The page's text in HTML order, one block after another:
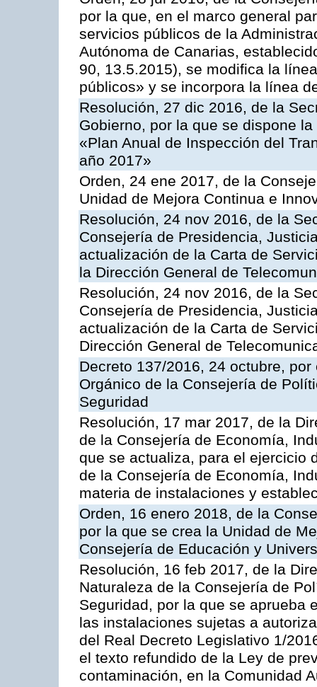
por la que, en el marco general
servicios públicos de la
Autónoma de Canarias,
90, 13.5.2015), se modifica la
públicos» y se incorpora la línea
Resolución, 27 dic 2016, de la
Gobierno, por la que se dispone
«Plan Anual de Inspección del
año 2017»
Orden, 24 ene 2017, de la
Unidad de Mejora Continua e
Resolución, 24 nov 2016, de la
Consejería de Presidencia,
actualización de la Carta de
la Dirección General de
Resolución, 24 nov 2016, de la
Consejería de Presidencia,
actualización de la Carta de
Dirección General de
Decreto 137/2016, 24 octubre,
Orgánico de la Consejería de
Seguridad
Resolución, 17 mar 2017, de la
de la Consejería de Economía,
que se actualiza, para el ejercicio
de la Consejería de Economía,
materia de instalaciones y
Orden, 16 enero 2018, de la
por la que se crea la Unidad de
Consejería de Educación y
Resolución, 16 feb 2017, de la
Naturaleza de la Consejería de
Seguridad, por la que se aprueba
las instalaciones sujetas a
del Real Decreto Legislativo 1/
el texto refundido de la Ley de
contaminación, en la Comunidad